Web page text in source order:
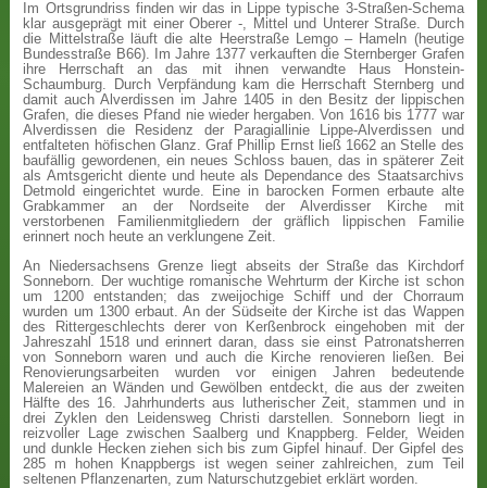
Im Ortsgrundriss finden wir das in Lippe typische 3-Straßen-Schema
klar ausgeprägt mit einer Oberer -, Mittel und Unterer Straße. Durch
die Mittelstraße läuft die alte Heerstraße Lemgo – Hameln (heutige
Bundesstraße B66). Im Jahre 1377 verkauften die Sternberger Grafen
ihre Herrschaft an das mit ihnen verwandte Haus Honstein-
Schaumburg. Durch Verpfändung kam die Herrschaft Sternberg und
damit auch Alverdissen im Jahre 1405 in den Besitz der lippischen
Grafen, die dieses Pfand nie wieder hergaben. Von 1616 bis 1777 war
Alverdissen die Residenz der Paragiallinie Lippe-Alverdissen und
entfalteten höfischen Glanz. Graf Phillip Ernst ließ 1662 an Stelle des
baufällig gewordenen, ein neues Schloss bauen, das in späterer Zeit
als Amtsgericht diente und heute als Dependance des Staatsarchivs
Detmold eingerichtet wurde. Eine in barocken Formen erbaute alte
Grabkammer an der Nordseite der Alverdisser Kirche mit
verstorbenen Familienmitgliedern der gräflich lippischen Familie
erinnert noch heute an verklungene Zeit.
An Niedersachsens Grenze liegt abseits der Straße das Kirchdorf
Sonneborn. Der wuchtige romanische Wehrturm der Kirche ist schon
um 1200 entstanden; das zweijochige Schiff und der Chorraum
wurden um 1300 erbaut. An der Südseite der Kirche ist das Wappen
des Rittergeschlechts derer von Kerßenbrock eingehoben mit der
Jahreszahl 1518 und erinnert daran, dass sie einst Patronatsherren
von Sonneborn waren und auch die Kirche renovieren ließen. Bei
Renovierungsarbeiten wurden vor einigen Jahren bedeutende
Malereien an Wänden und Gewölben entdeckt, die aus der zweiten
Hälfte des 16. Jahrhunderts aus lutherischer Zeit, stammen und in
drei Zyklen den Leidensweg Christi darstellen. Sonneborn liegt in
reizvoller Lage zwischen Saalberg und Knappberg. Felder, Weiden
und dunkle Hecken ziehen sich bis zum Gipfel hinauf. Der Gipfel des
285 m hohen Knappbergs ist wegen seiner zahlreichen, zum Teil
seltenen Pflanzenarten, zum Naturschutzgebiet erklärt worden.